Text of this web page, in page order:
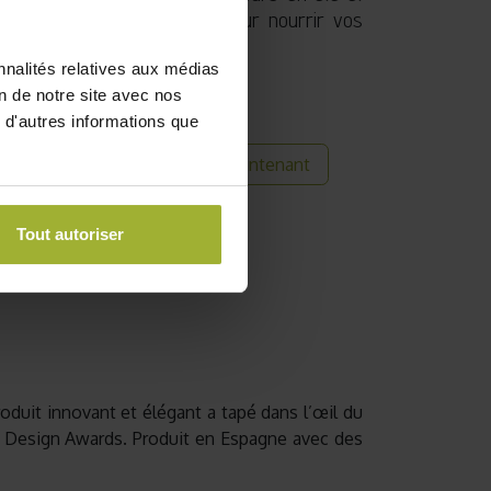
relatives aux médias
de notre site avec nos
informations que
Tout autoriser
est également fourni pour nourrir vos
Acheter maintenant
innovant et élégant a tapé dans l’œil du
Awards. Produit en Espagne avec des